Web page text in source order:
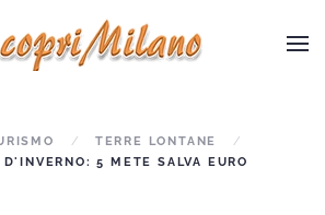
TERRE LONTANE
5 METE SALVA EURO